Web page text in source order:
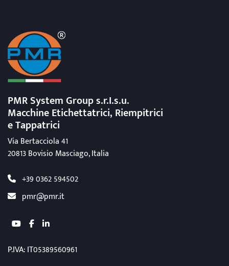
PMR System Group s.r.I.s.u.
Macchine Etichettatrici, Riempitrici
e Tappatrici
Via Bertacciola 41
20813 Bovisio Masciago, Italia
+39 0362 594502
pmr@pmr.it
youtubefacebooklinkedin
P.IVA: IT05389560961